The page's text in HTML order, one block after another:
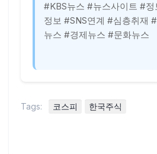
#KBS뉴스 #뉴스사이트 #정
정보 #SNS연계 #심층취재
뉴스 #경제뉴스 #문화뉴스
Tags: 코스피 한국주식